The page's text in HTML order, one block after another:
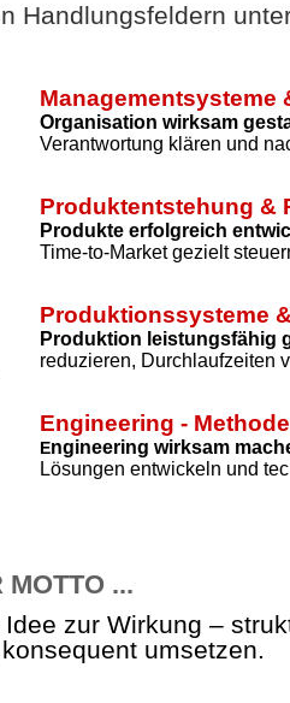
Handlungsfeldern
Managementsysteme
Organisation wirksam
Verantwortung klären und
Produktentstehung &
Produkte erfolgreich
Time-to-Market gezielt
Produktionssysteme
Produktion leistungsfähig
reduzieren, Durchlaufzeiten
Engineering -
Engineering wirksam
Lösungen entwickeln und
MOTTO ...
Idee zur Wirkung –
umsetzen.